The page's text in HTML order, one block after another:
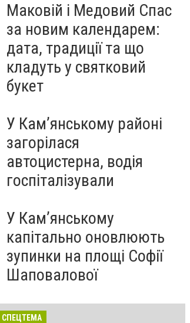
Маковій і Медовий Спас
за новим календарем:
дата, традиції та що
кладуть у святковий
букет
У Кам’янському районі
загорілася
автоцистерна, водія
госпіталізували
У Кам’янському
капітально оновлюють
зупинки на площі Софії
Шаповалової
СПЕЦТЕМА